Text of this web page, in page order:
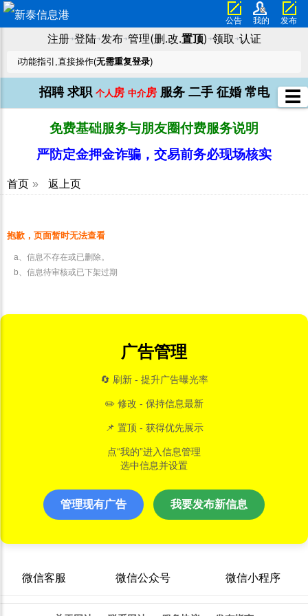
公告 我的 发布
注册➜登陆➜发布➜管理(删.改.置顶) ➜领取 ➜认证
ℹ️功能指引,直接操作(无需重复登录)
招聘 求职 个人 房 中介房 服务 二手 征婚 常电
免费基础服务与朋友圈付费服务说明
严防定金押金诈骗，交易前务必现场核实
首页 » 返上页
抱歉，页面暂时无法查看
a、信息不存在或已删除。
b、信息待审核或已下架过期
广告管理
🔄 刷新 - 提升广告曝光率
✏️ 修改 - 保持信息最新
📌 置顶 - 获得优先展示
点“我的”进入信息管理
选中信息并设置
管理现有广告 我要发布新信息
微信客服 微信公众号 微信小程序
☰